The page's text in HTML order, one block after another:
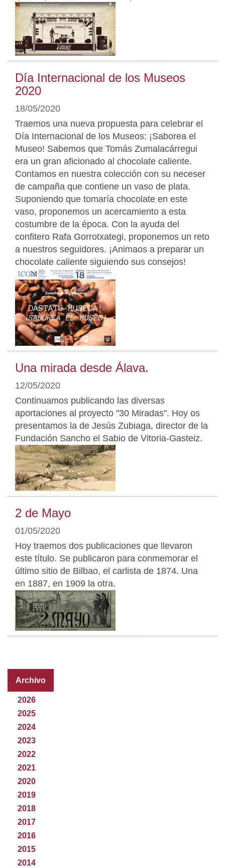
Día Internacional de los Museos
2020
18/05/2020
Traemos una nueva propuesta para celebrar el
Día Internacional de los Museos: ¡Saborea el
Museo! Sabemos que Tomás Zumalacárregui
era un gran aficionado al chocolate caliente.
Contamos en nuestra colección con su neceser
de campaña que contiene un vaso de plata.
Suponiendo que tomaría chocolate en este
vaso, proponemos un acercamiento a esta
costumbre de la época. Con la ayuda del
confitero Rafa Gorrotxategi, proponemos un reto
a nuestros seguidores. ¡Animaos a preparar un
chocolate caliente siguiendo sus consejos!
Una mirada desde Álava.
12/05/2020
Continuamos publicando las diversas
aportaciones al proyecto "30 Miradas". Hoy os
presentamos la de Jesús Zubiaga, director de la
Fundación Sancho el Sabio de Vitoria-Gasteiz.
2 de Mayo
01/05/2020
Hoy traemos dos publicaciones que llevaron
este título. Se publicaron para conmemorar el
último sitio de Bilbao, el carlista de 1874. Una
en 1887, en 1909 la otra.
Archivo
2026
2025
2024
2023
2022
2021
2020
2019
2018
2017
2016
2015
2014